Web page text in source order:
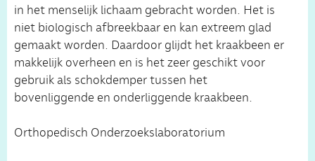
in het menselijk lichaam gebracht worden. Het is
niet biologisch afbreekbaar en kan extreem glad
gemaakt worden. Daardoor glijdt het kraakbeen er
makkelijk overheen en is het zeer geschikt voor
gebruik als schokdemper tussen het
bovenliggende en onderliggende kraakbeen.
Orthopedisch Onderzoekslaboratorium